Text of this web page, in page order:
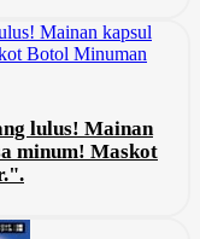
lulus! Mainan
minum! Maskot